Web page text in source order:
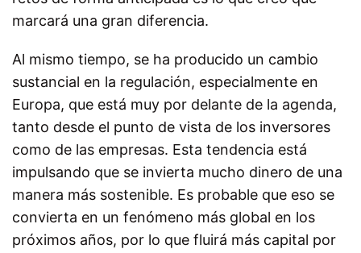
marcará una gran diferencia.
Al mismo tiempo, se ha producido un cambio
sustancial en la regulación, especialmente en
Europa, que está muy por delante de la agenda,
tanto desde el punto de vista de los inversores
como de las empresas. Esta tendencia está
impulsando que se invierta mucho dinero de una
manera más sostenible. Es probable que eso se
convierta en un fenómeno más global en los
próximos años, por lo que fluirá más capital por